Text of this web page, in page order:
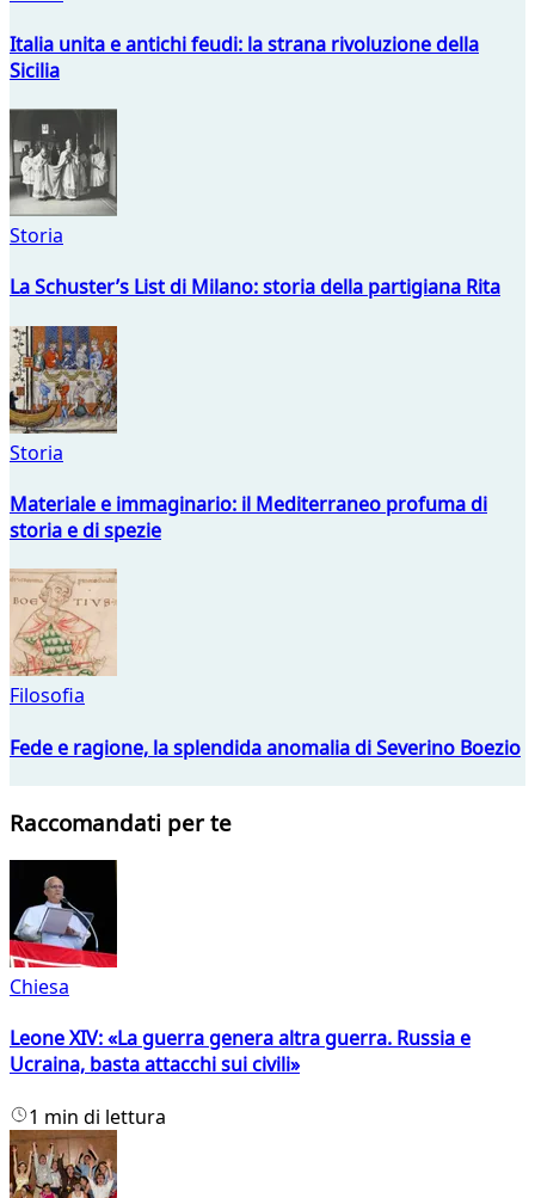
Italia unita e antichi feudi: la strana rivoluzione della
Sicilia
Storia
La Schuster’s List di Milano: storia della partigiana Rita
Storia
Materiale e immaginario: il Mediterraneo profuma di
storia e di spezie
Filosofia
Fede e ragione, la splendida anomalia di Severino Boezio
Raccomandati per te
Chiesa
Leone XIV: «La guerra genera altra guerra. Russia e
Ucraina, basta attacchi sui civili»
1 min di lettura